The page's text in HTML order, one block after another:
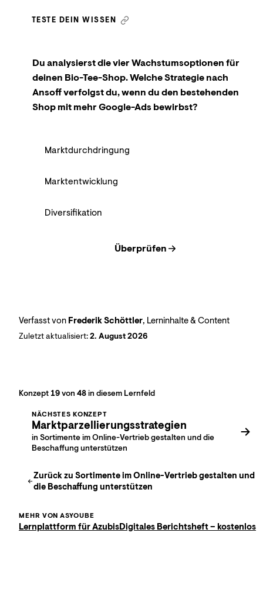
TESTE DEIN WISSEN
Du analysierst die vier Wachstumsoptionen für
deinen Bio-Tee-Shop. Welche Strategie nach
Ansoff verfolgst du, wenn du den bestehenden
Shop mit mehr Google-Ads bewirbst?
Marktdurchdringung
Marktentwicklung
Diversifikation
Überprüfen
Verfasst von Frederik Schöttler, Lerninhalte & Content
Zuletzt aktualisiert:2. August 2026
Konzept 19von 48in diesem Lernfeld
NÄCHSTES KONZEPT
Marktparzellierungsstrategien
in Sortimente im Online-Vertrieb gestalten und die
Beschaffung unterstützen
Zurück zuSortimente im Online-Vertrieb gestalten und
die Beschaffung unterstützen
MEHR VON ASYOUBE
Lernplattform für AzubisDigitales Berichtsheft – kostenlos